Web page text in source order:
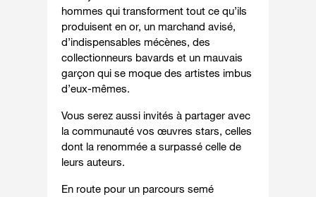
hommes qui transforment tout ce qu’ils
produisent en or, un marchand avisé,
d’indispensables mécènes, des
collectionneurs bavards et un mauvais
garçon qui se moque des artistes imbus
d’eux-mêmes.
Vous serez aussi invités à partager avec
la communauté vos œuvres stars, celles
dont la renommée a surpassé celle de
leurs auteurs.
En route pour un parcours semé